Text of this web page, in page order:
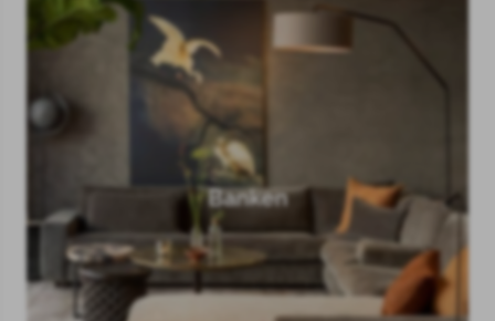
Banken